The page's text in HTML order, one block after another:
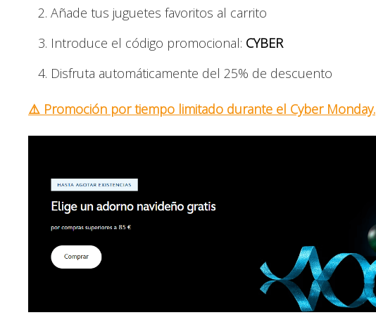
Añade tus juguetes favoritos al carrito
Introduce el código promocional: CYBER
Disfruta automáticamente del 25% de descuento
⚠️ Promoción por tiempo limitado durante el Cyber Monday.